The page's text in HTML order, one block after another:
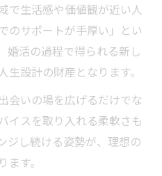
で生活感や価値観が近い人
のサポートが手厚い」とい
婚活の過程で得られる新し
設計の財産となります。
会いの場を広げるだけでな
イスを取り入れる柔軟さも
ジし続ける姿勢が、理想の
す。